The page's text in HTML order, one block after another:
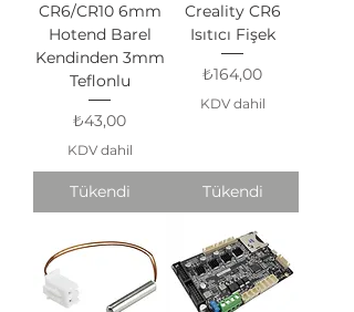
CR6/CR10 6mm
Hotend Barel
Kendinden 3mm
Teflonlu
Fiyat
₺43,00
KDV dahil
Tükendi
Creality CR6
Isıtıcı Fişek
Fiyat
₺164,00
KDV dahil
Tükendi